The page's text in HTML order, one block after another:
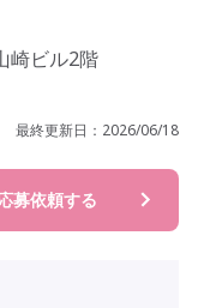
崎ビル2階
最終更新日： 2026/06/18
募依頼する